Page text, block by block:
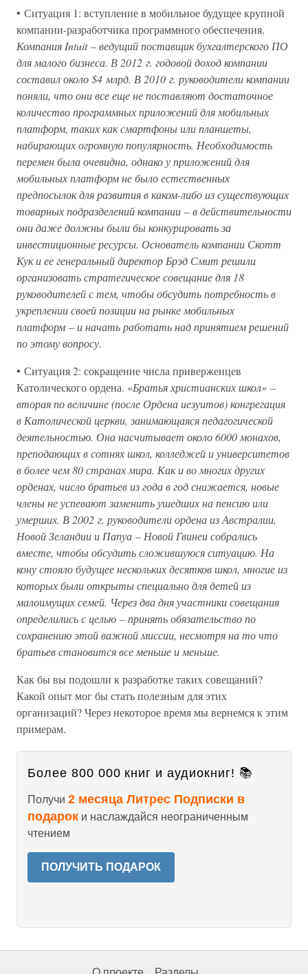
• Ситуация 1: вступление в мобильное будущее крупной
компании-разработчика программного обеспечения.
Компания Intuit – ведущий поставщик бухгалтерского ПО
для малого бизнеса. В 2012 г. годовой доход компании
составил около $4 млрд. В 2010 г. руководители компании
поняли, что они все еще не поставляют достаточное
количество программных приложений для мобильных
платформ, таких как смартфоны или планшеты,
набирающих огромную популярность. Необходимость
перемен была очевидна, однако у приложений для
мобильных платформ не было естественных
предпосылок для развития в каком-либо из существующих
товарных подразделений компании – в действительности
они даже должны были бы конкурировать за
инвестиционные ресурсы. Основатель компании Скотт
Кук и ее генеральный директор Брэд Смит решили
организовать стратегическое совещание для 18
руководителей с тем, чтобы обсудить потребность в
укреплении своей позиции на рынке мобильных
платформ – и начать работать над принятием решений
по этому вопросу.
• Ситуация 2: сокращение числа приверженцев
Католического ордена. «Братья христианских школ» –
вторая по величине (после Ордена иезуитов) конгрегация
в Католической церкви, занимающаяся педагогической
деятельностью. Она насчитывает около 6000 монахов,
преподающих в сотнях школ, колледжей и университетов
в более чем 80 странах мира. Как и во многих других
орденах, число братьев из года в год снижается, новые
члены не успевают заменить ушедших на пенсию или
умерших. В 2002 г. руководители ордена из Австралии,
Новой Зеландии и Папуа – Новой Гвинеи собрались
вместе, чтобы обсудить сложившуюся ситуацию. На
кону стояло будущее нескольких десятков школ, многие из
которых были открыты специально для детей из
малоимущих семей. Через два дня участники совещания
определились с целью – принять обязательство по
сохранению этой важной миссии, несмотря на то что
братьев становится все меньше и меньше.
Как бы вы подошли к разработке таких совещаний?
Какой опыт мог бы стать полезным для этих
организаций? Через некоторое время мы вернемся к этим
примерам.
Более 800 000 книг и аудиокниг! 📚
Получи 2 месяца Литрес Подписки в
подарок и наслаждайся неограниченным
чтением
ПОЛУЧИТЬ ПОДАРОК